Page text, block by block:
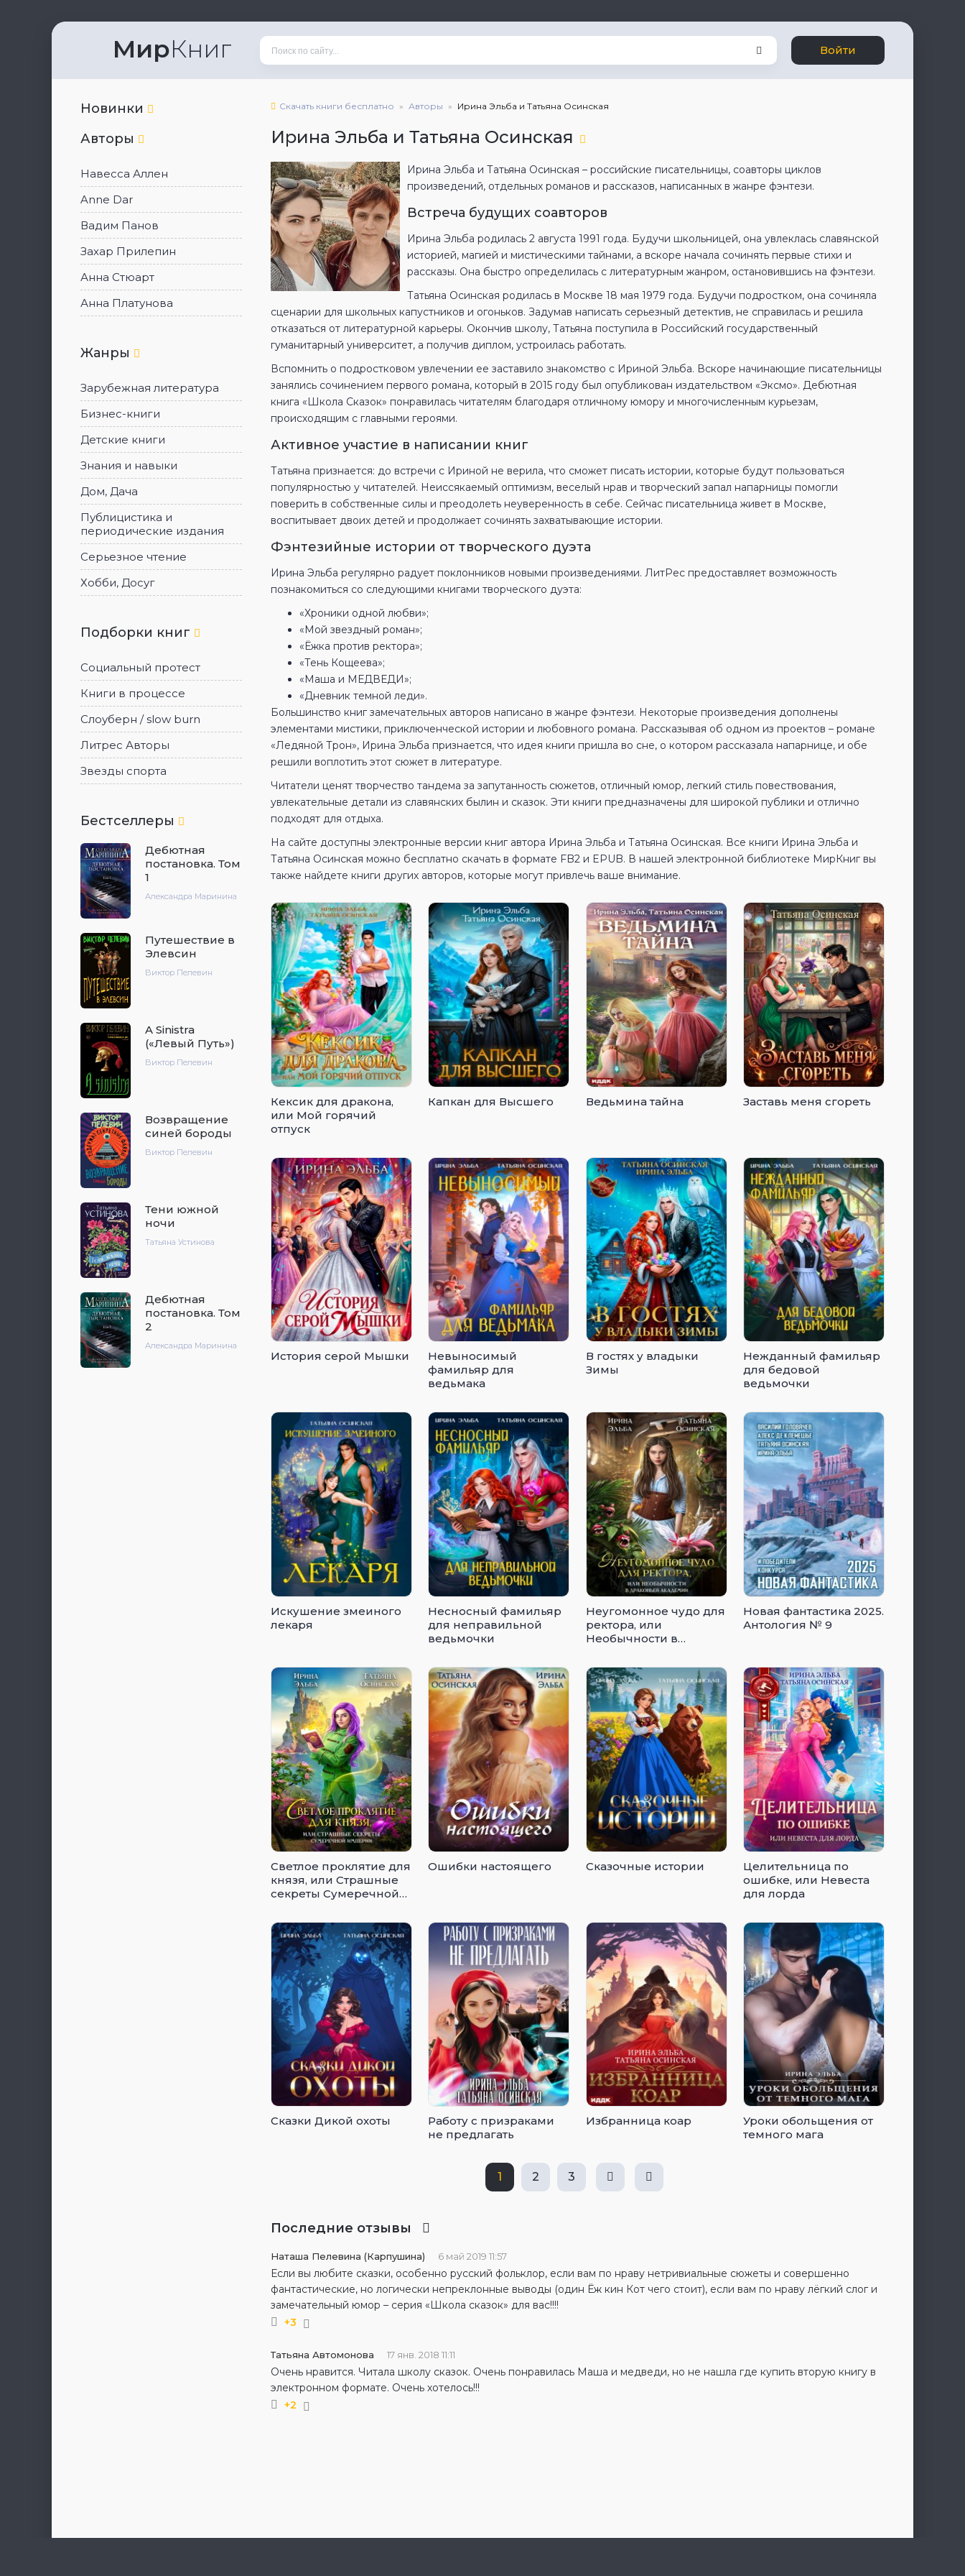
МирКниг Войти
Новинки
Авторы
Навесса Аллен
Anne Dar
Вадим Панов
Захар Прилепин
Анна Стюарт
Анна Платунова
Жанры
Зарубежная литература
Бизнес-книги
Детские книги
Знания и навыки
Дом, Дача
Публицистика и
периодические издания
Серьезное чтение
Хобби, Досуг
Подборки книг
Социальный протест
Книги в процессе
Слоуберн / slow burn
Литрес Авторы
Звезды спорта
Бестселлеры
Дебютная
постановка. Том
1
Александра Маринина
Путешествие в
Элевсин
Виктор Пелевин
A Sinistra
(«Левый Путь»)
Виктор Пелевин
Возвращение
синей бороды
Виктор Пелевин
Тени южной
ночи
Татьяна Устинова
Дебютная
постановка. Том
2
Александра Маринина
Скачать книги бесплатно Авторы Ирина Эльба и Татьяна Осинская
Ирина Эльба и Татьяна Осинская
Ирина Эльба и Татьяна Осинская – российские писательницы, соавторы циклов
произведений, отдельных романов и рассказов, написанных в жанре фэнтези.
Встреча будущих соавторов
Ирина Эльба родилась 2 августа 1991 года. Будучи школьницей, она увлеклась славянской
историей, магией и мистическими тайнами, а вскоре начала сочинять первые стихи и
рассказы. Она быстро определилась с литературным жанром, остановившись на фэнтези.
Татьяна Осинская родилась в Москве 18 мая 1979 года. Будучи подростком, она сочиняла
сценарии для школьных капустников и огоньков. Задумав написать серьезный детектив, не справилась и решила
отказаться от литературной карьеры. Окончив школу, Татьяна поступила в Российский государственный
гуманитарный университет, а получив диплом, устроилась работать.
Вспомнить о подростковом увлечении ее заставило знакомство с Ириной Эльба. Вскоре начинающие писательницы
занялись сочинением первого романа, который в 2015 году был опубликован издательством «Эксмо». Дебютная
книга «Школа Сказок» понравилась читателям благодаря отличному юмору и многочисленным курьезам,
происходящим с главными героями.
Активное участие в написании книг
Татьяна признается: до встречи с Ириной не верила, что сможет писать истории, которые будут пользоваться
популярностью у читателей. Неиссякаемый оптимизм, веселый нрав и творческий запал напарницы помогли
поверить в собственные силы и преодолеть неуверенность в себе. Сейчас писательница живет в Москве,
воспитывает двоих детей и продолжает сочинять захватывающие истории.
Фэнтезийные истории от творческого дуэта
Ирина Эльба регулярно радует поклонников новыми произведениями. ЛитРес предоставляет возможность
познакомиться со следующими книгами творческого дуэта:
«Хроники одной любви»;
«Мой звездный роман»;
«Ёжка против ректора»;
«Тень Кощеева»;
«Маша и МЕДВЕДИ»;
«Дневник темной леди».
Большинство книг замечательных авторов написано в жанре фэнтези. Некоторые произведения дополнены
элементами мистики, приключенческой истории и любовного романа. Рассказывая об одном из проектов – романе
«Ледяной Трон», Ирина Эльба признается, что идея книги пришла во сне, о котором рассказала напарнице, и обе
решили воплотить этот сюжет в литературе.
Читатели ценят творчество тандема за запутанность сюжетов, отличный юмор, легкий стиль повествования,
увлекательные детали из славянских былин и сказок. Эти книги предназначены для широкой публики и отлично
подходят для отдыха.
На сайте доступны электронные версии книг автора Ирина Эльба и Татьяна Осинская. Все книги Ирина Эльба и
Татьяна Осинская можно бесплатно скачать в формате FB2 и EPUB. В нашей электронной библиотеке МирКниг вы
также найдете книги других авторов, которые могут привлечь ваше внимание.
Кексик для дракона,
или Мой горячий
отпуск
Капкан для Высшего Ведьмина тайна Заставь меня сгореть
История серой Мышки
Невыносимый
фамильяр для
ведьмака
В гостях у владыки
Зимы
Нежданный фамильяр
для бедовой
ведьмочки
Искушение змеиного
лекаря
Несносный фамильяр
для неправильной
ведьмочки
Неугомонное чудо для
ректора, или
Необычности в
Новая фантастика 2025.
Антология № 9
Светлое проклятие для
князя, или Страшные
секреты Сумеречной
Ошибки настоящего Сказочные истории
Целительница по
ошибке, или Невеста
для лорда
Сказки Дикой охоты
Работу с призраками
не предлагать
Избранница коар
Уроки обольщения от
темного мага
1 2 3
Последние отзывы
Наташа Пелевина (Карпушина) 6 май 2019 11:57
Если вы любите сказки, особенно русский фольклор, если вам по нраву нетривиальные сюжеты и совершенно
фантастические, но логически непреклонные выводы (один Ёж кин Кот чего стоит), если вам по нраву лёгкий слог и
замечательный юмор – серия «Школа сказок» для вас!!!!
+3
Татьяна Автомонова 17 янв. 2018 11:11
Очень нравится. Читала школу сказок. Очень понравилась Маша и медведи, но не нашла где купить вторую книгу в
электронном формате. Очень хотелось!!!
+2